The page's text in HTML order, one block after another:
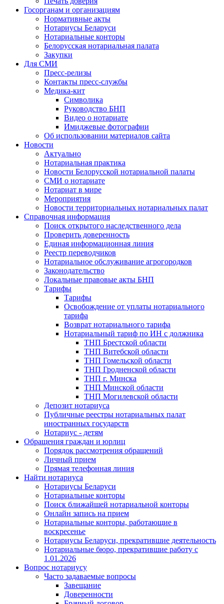
Госорганам и организациям
Нормативные акты
Нотариусы Беларуси
Нотариальные конторы
Белорусская нотариальная палата
Закупки
Для СМИ
Пресс-релизы
Контакты пресс-службы
Медика-кит
Символика
Руководство БНП
Видео о нотариате
Имиджевые фотографии
Об использовании материалов сайта
Новости
Актуально
Нотариальная практика
Новости Белорусской нотариальной палаты
СМИ о нотариате
Нотариат в мире
Мероприятия
Новости территориальных нотариальных палат
Справочная информация
Поиск открытого наследственного дела
Проверить доверенность
Единая информационная линия
Реестр переводчиков
Нотариальное обслуживание агрогородков
Законодательство
Локальные правовые акты БНП
Тарифы
Тарифы
Освобождение от уплаты нотариального
тарифа
Возврат нотариального тарифа
Нотариальный тариф по ИН с должника
ТНП Брестской области
ТНП Витебской области
ТНП Гомельской области
ТНП Гродненской области
ТНП г. Минска
ТНП Минской области
ТНП Могилевской области
Депозит нотариуса
Публичные реестры нотариальных палат
иностранных государств
Нотариус - детям
Обращения граждан и юрлиц
Порядок рассмотрения обращений
Личный прием
Прямая телефонная линия
Найти нотариуса
Нотариусы Беларуси
Нотариальные конторы
Поиск ближайшей нотариальной конторы
Онлайн запись на прием
Нотариальные конторы, работающие в
воскресенье
Нотариусы Беларуси, прекратившие деятельность
Нотариальные бюро, прекратившие работу с
1.01.2026
Вопрос нотариусу
Часто задаваемые вопросы
Завещание
Доверенности